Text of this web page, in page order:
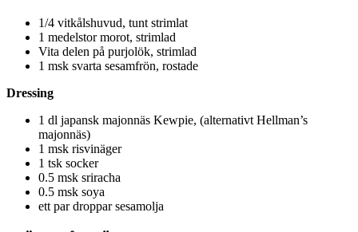
1/4 vitkålshuvud, tunt strimlat
1 medelstor morot, strimlad
Vita delen på purjolök, strimlad
1 msk svarta sesamfrön, rostade
Dressing
1 dl japansk majonnäs Kewpie, (alternativt Hellman’s
majonnäs)
1 msk risvinäger
1 tsk socker
0.5 msk sriracha
0.5 msk soya
ett par droppar sesamolja